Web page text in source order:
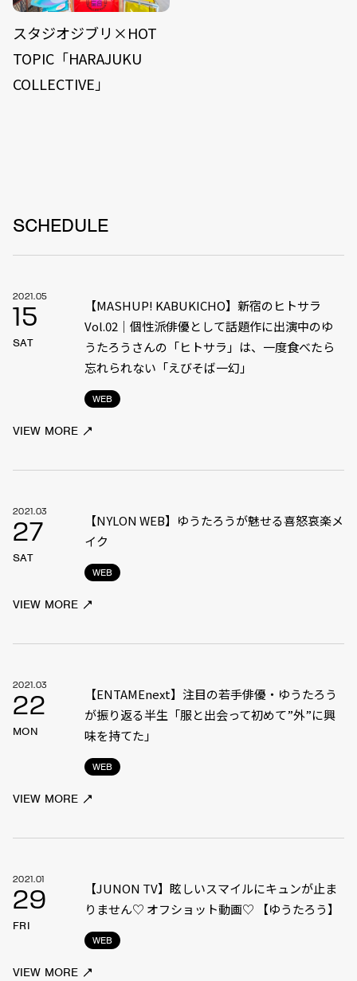
スタジオジブリ×HOT
TOPIC「HARAJUKU
COLLECTIVE」
SCHEDULE
2021.05
15
SAT
WEB
【MASHUP! KABUKICHO】新宿のヒトサラ
Vol.02｜個性派俳優として話題作に出演中のゆ
うたろうさんの「ヒトサラ」は、一度食べたら
忘れられない「えびそば一幻」
VIEW MORE
2021.03
27
SAT
WEB
【NYLON WEB】ゆうたろうが魅せる喜怒哀楽メ
イク
VIEW MORE
2021.03
22
MON
WEB
【ENTAMEnext】注目の若手俳優・ゆうたろう
が振り返る半生「服と出会って初めて”外”に興
味を持てた」
VIEW MORE
2021.01
29
FRI
WEB
【JUNON TV】眩しいスマイルにキュンが止ま
りません♡ オフショット動画♡ 【ゆうたろう】
VIEW MORE